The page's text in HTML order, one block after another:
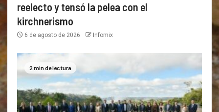
reelecto y tensó la pelea con el
kirchnerismo
6 de agosto de 2026 Infomix
2 min de lectura